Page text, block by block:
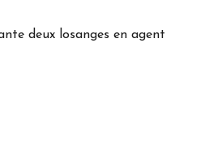
deux losanges en agent